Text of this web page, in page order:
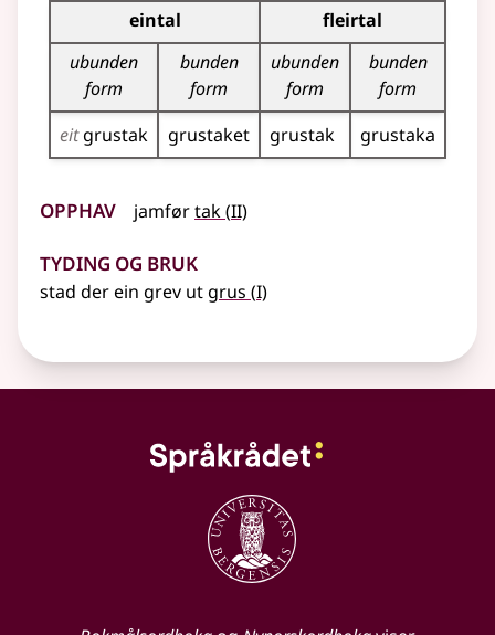
Bøyningstabell for dette substantivet
eintal
fleirtal
ubunden
form
bunden
form
ubunden
form
bunden
form
eitgrustak grustaket grustak grustaka
Opphav jamførtak(2
II)
Tyding og bruk
stad der ein grev ut grus (1
I)